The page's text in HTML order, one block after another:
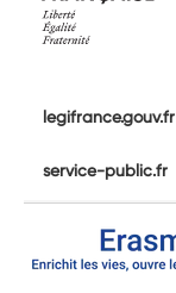
legifrance.gouv.fr
service-public.fr